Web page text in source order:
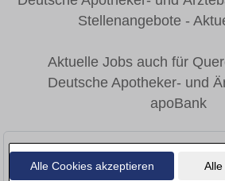
Alle Cookies akzeptieren
Stellenangebote -
Aktuelle Jobs auch für
Deutsche Apotheker- und
apoBank
Spezialist Portfoliomanagement